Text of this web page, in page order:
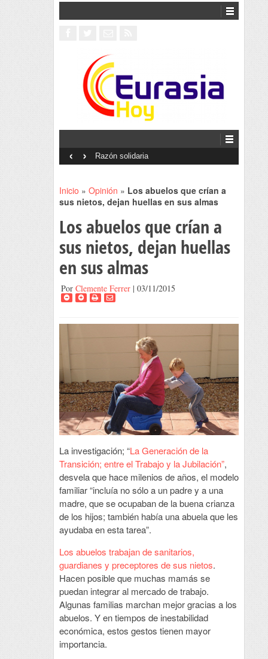
Interventionism estatal
‹ ›
Inicio » Opinión » Los abuelos que crían a
sus nietos, dejan huellas en sus almas
Los abuelos que crían a
sus nietos, dejan huellas
en sus almas
Por Clemente Ferrer| 03/11/2015
La investigación; “La Generación de la
Transición; entre el Trabajo y la Jubilación”,
desvela que hace milenios de años, el modelo
familiar “incluía no sólo a un padre y a una
madre, que se ocupaban de la buena crianza
de los hijos; también había una abuela que les
ayudaba en esta tarea”.
Los abuelos trabajan de sanitarios,
guardianes y preceptores de sus nietos.
Hacen posible que muchas mamás se
puedan integrar al mercado de trabajo.
Algunas familias marchan mejor gracias a los
abuelos. Y en tiempos de inestabilidad
económica, estos gestos tienen mayor
importancia.